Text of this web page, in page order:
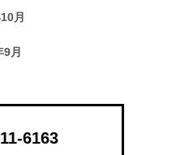
月
月
6163